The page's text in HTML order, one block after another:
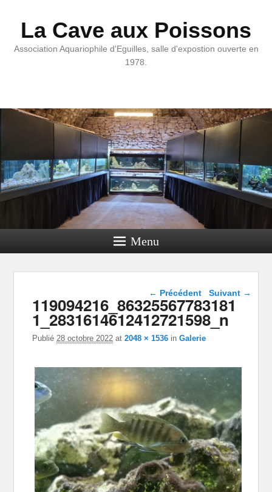
La Cave aux Poissons
Association Aquariophile d'Eguilles, salle d'expostion ouverte en
1978.
Menu
Navigation dans les
images
← Précédent Suivant →
119094216_86325567783181
1_2831614612412721598_n
Publié 28 octobre 2022 at2048 × 1536 inGalerie